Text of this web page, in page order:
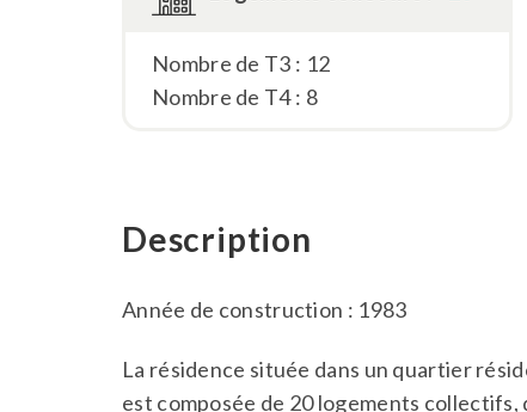
Nombre de T3 : 12
Nombre de T4 : 8
Description
Année de construction : 1983
La résidence située dans un quartier
est composée de 20 logements